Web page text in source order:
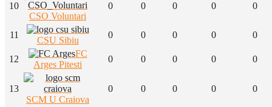
10
CSO Voluntari
0 0 0 0 0
11
CSU Sibiu
0 0 0 0 0
12
FC
Arges Pitesti
0 0 0 0 0
13
SCM U Craiova
0 0 0 0 0